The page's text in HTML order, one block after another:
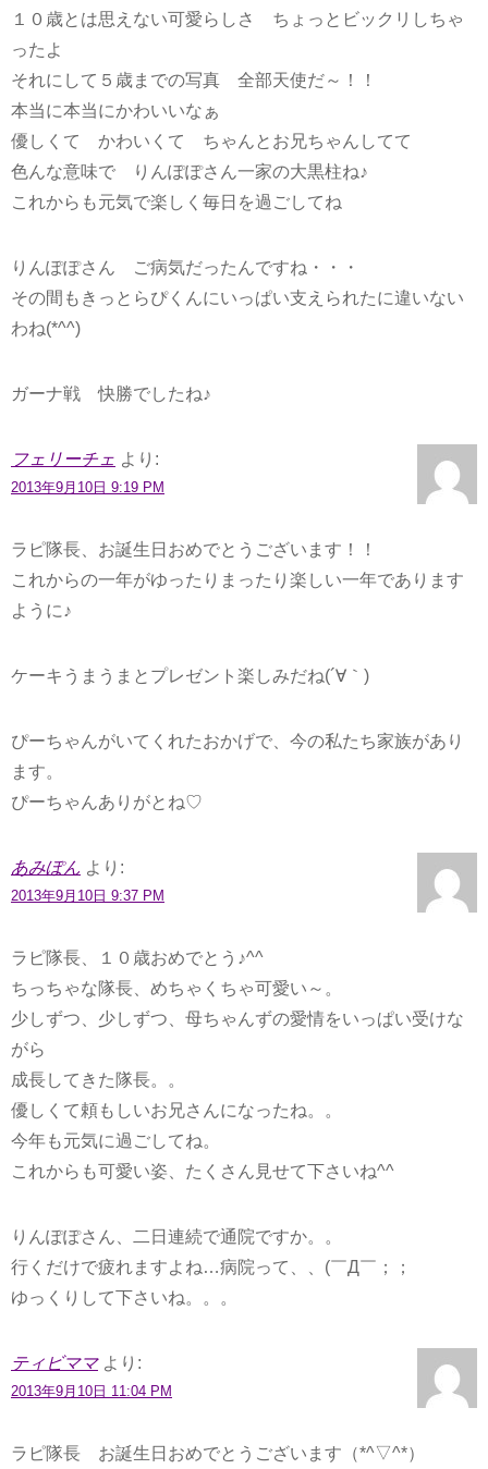
１０歳とは思えない可愛らしさ ちょっとビックリしちゃ
ったよ
それにして５歳までの写真 全部天使だ～！！
本当に本当にかわいいなぁ
優しくて かわいくて ちゃんとお兄ちゃんしてて
色んな意味で りんぽぽさん一家の大黒柱ね♪
これからも元気で楽しく毎日を過ごしてね
りんぽぽさん ご病気だったんですね・・・
その間もきっとらぴくんにいっぱい支えられたに違いない
わね(*^^)
ガーナ戦 快勝でしたね♪
フェリーチェ より:
2013年9月10日 9:19 PM
ラピ隊長、お誕生日おめでとうございます！！
これからの一年がゆったりまったり楽しい一年であります
ように♪
ケーキうまうまとプレゼント楽しみだね(´∀｀)
ぴーちゃんがいてくれたおかげで、今の私たち家族があり
ます。
ぴーちゃんありがとね♡
あみぽん より:
2013年9月10日 9:37 PM
ラピ隊長、１０歳おめでとう♪^^
ちっちゃな隊長、めちゃくちゃ可愛い～。
少しずつ、少しずつ、母ちゃんずの愛情をいっぱい受けな
がら
成長してきた隊長。。
優しくて頼もしいお兄さんになったね。。
今年も元気に過ごしてね。
これからも可愛い姿、たくさん見せて下さいね^^
りんぽぽさん、二日連続で通院ですか。。
行くだけで疲れますよね…病院って、、(￣Д￣；；
ゆっくりして下さいね。。。
ティビママ より:
2013年9月10日 11:04 PM
ラピ隊長 お誕生日おめでとうございます（*^▽^*）